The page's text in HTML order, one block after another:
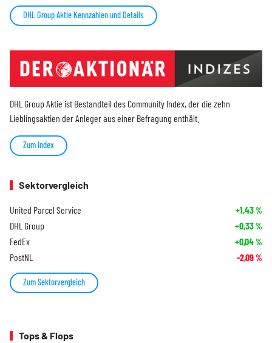
DHL Group Aktie Kennzahlen und Details
DHL Group Aktie ist Bestandteil des Community Index, der die zehn
Lieblingsaktien der Anleger aus einer Befragung enthält.
Zum Index
Sektorvergleich
United Parcel Service +1,43%
DHL Group +0,33%
FedEx +0,04%
PostNL -2,09%
Zum Sektorvergleich
Tops & Flops